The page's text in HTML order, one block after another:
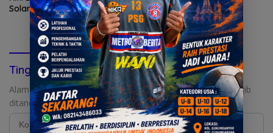
Solar Jepara Belum Padam
Tinggalkan Balasan
Alamat email Anda tidak akan dipublikasikan. Ruas yang wajib
ditandai*